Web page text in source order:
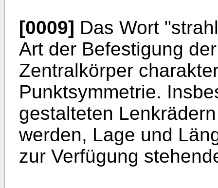
[0009] Das Wort
Art der Befestigung
Zentralkörper
Punktsymmetrie.
gestalteten
werden, Lage und
zur Verfügung